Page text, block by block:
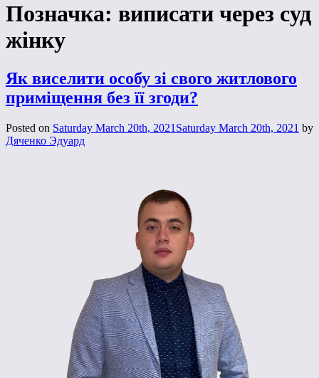
Позначка: виписати через суд
жінку
Як виселити особу зі свого житлового
приміщення без її згоди?
Posted on Saturday March 20th, 2021 Saturday March 20th, 2021 by
Дяченко Эдуард